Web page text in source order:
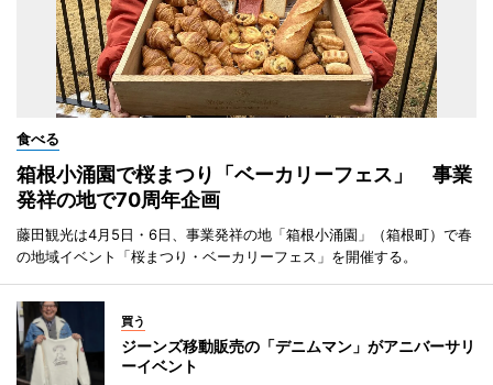
食べる
箱根小涌園で桜まつり「ベーカリーフェス」 事業
発祥の地で70周年企画
藤田観光は4月5日・6日、事業発祥の地「箱根小涌園」（箱根町）で春
の地域イベント「桜まつり・ベーカリーフェス」を開催する。
買う
ジーンズ移動販売の「デニムマン」がアニバーサリ
ーイベント